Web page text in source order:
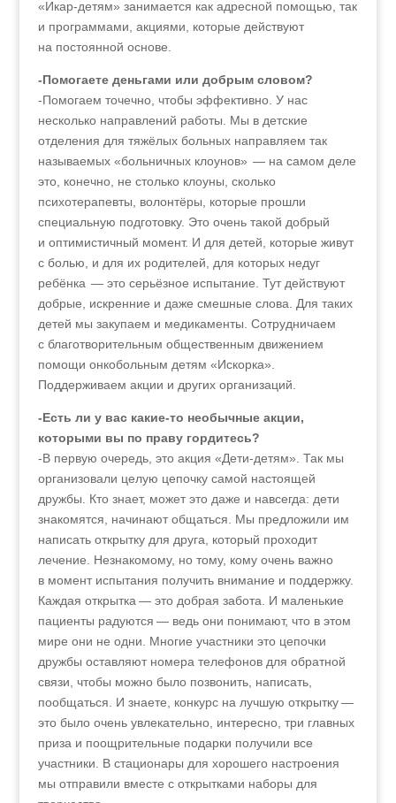
«Икар-детям» занимается как адресной помощью, так
и программами, акциями, которые действуют
на постоянной основе.
-Помогаете деньгами или добрым словом?
-Помогаем точечно, чтобы эффективно. У нас
несколько направлений работы. Мы в детские
отделения для тяжёлых больных направляем так
называемых «больничных клоунов» — на самом деле
это, конечно, не столько клоуны, сколько
психотерапевты, волонтёры, которые прошли
специальную подготовку. Это очень такой добрый
и оптимистичный момент. И для детей, которые живут
с болью, и для их родителей, для которых недуг
ребёнка — это серьёзное испытание. Тут действуют
добрые, искренние и даже смешные слова. Для таких
детей мы закупаем и медикаменты. Сотрудничаем
с благотворительным общественным движением
помощи онкобольным детям «Искорка».
Поддерживаем акции и других организаций.
-Есть ли у вас какие-то необычные акции,
которыми вы по праву гордитесь?
-В первую очередь, это акция «Дети-детям». Так мы
организовали целую цепочку самой настоящей
дружбы. Кто знает, может это даже и навсегда: дети
знакомятся, начинают общаться. Мы предложили им
написать открытку для друга, который проходит
лечение. Незнакомому, но тому, кому очень важно
в момент испытания получить внимание и поддержку.
Каждая открытка — это добрая забота. И маленькие
пациенты радуются — ведь они понимают, что в этом
мире они не одни. Многие участники это цепочки
дружбы оставляют номера телефонов для обратной
связи, чтобы можно было позвонить, написать,
пообщаться. И знаете, конкурс на лучшую открытку —
это было очень увлекательно, интересно, три главных
приза и поощрительные подарки получили все
участники. В стационары для хорошего настроения
мы отправили вместе с открытками наборы для